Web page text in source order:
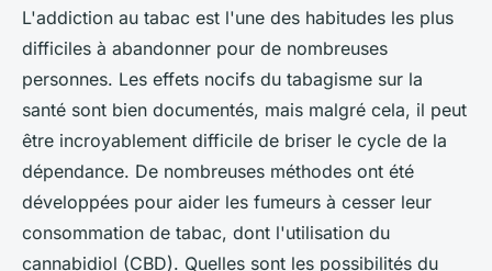
Le CBD peut-il aider à arrêter
de fumer du tabac ?
léon•15 janvier 2024•2 min de lecture
L'addiction au tabac est l'une des habitudes les plus
difficiles à abandonner pour de nombreuses
personnes. Les effets nocifs du tabagisme sur la
santé sont bien documentés, mais malgré cela, il peut
être incroyablement difficile de briser le cycle de la
dépendance. De nombreuses méthodes ont été
développées pour aider les fumeurs à cesser leur
consommation de tabac, dont l'utilisation du
cannabidiol (CBD). Quelles sont les possibilités du